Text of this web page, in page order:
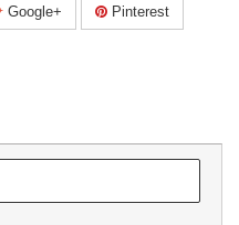
Google+ Pinterest